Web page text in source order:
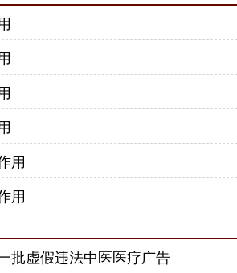
用
用
批虚假违法中医医疗广告